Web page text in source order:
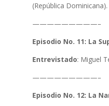
(República Dominicana).
—————————–
Episodio No. 11: La
Entrevistado: Miguel
—————————–
Episodio No. 12: La